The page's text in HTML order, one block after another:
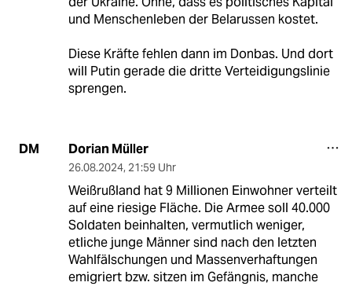
und Menschenleben der Belarussen kostet.
Diese Kräfte fehlen dann im Donbas. Und dort
will Putin gerade die dritte Verteidigungslinie
sprengen.
DM Dorian Müller
26.08.2024, 21:59 Uhr
Weißrußland hat 9 Millionen Einwohner verteilt
auf eine riesige Fläche. Die Armee soll 40.000
Soldaten beinhalten, vermutlich weniger,
etliche junge Männer sind nach den letzten
Wahlfälschungen und Massenverhaftungen
emigriert bzw. sitzen im Gefängnis, manche